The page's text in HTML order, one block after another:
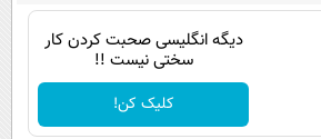
دیگه انگلیسی صحبت کردن کار
سختی نیست !!
کلیک کن!